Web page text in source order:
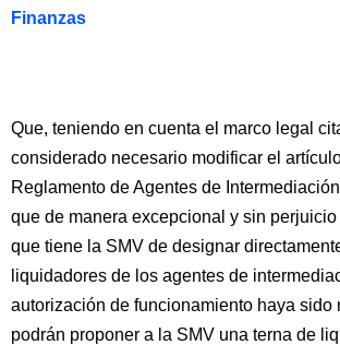
Finanzas
Que, teniendo en cuenta el marco legal
considerado necesario modificar el
Reglamento de Agentes de
que de manera excepcional y sin
que tiene la SMV de designar
liquidadores de los agentes de
autorización de funcionamiento haya sido
podrán proponer a la SMV una terna de